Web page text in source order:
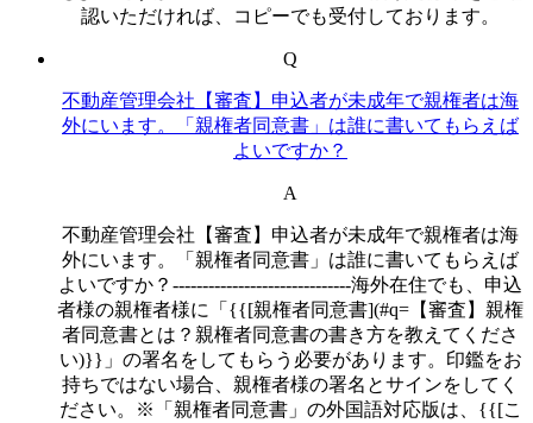
認いただければ、コピーでも受付しております。
Q
不動産管理会社【審査】申込者が未成年で親権者は海
外にいます。「親権者同意書」は誰に書いてもらえば
よいですか？
A
不動産管理会社【審査】申込者が未成年で親権者は海
外にいます。「親権者同意書」は誰に書いてもらえば
よいですか？------------------------------海外在住でも、申込
者様の親権者様に「{{[親権者同意書](#q=【審査】親権
者同意書とは？親権者同意書の書き方を教えてくださ
い)}}」の署名をしてもらう必要があります。印鑑をお
持ちではない場合、親権者様の署名とサインをしてく
ださい。※「親権者同意書」の外国語対応版は、{{[こ